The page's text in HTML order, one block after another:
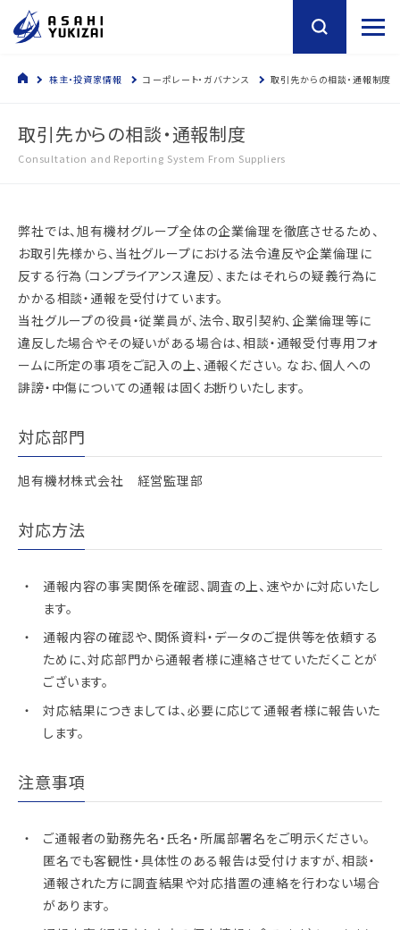
株主・投資家情報 コーポレート・ガバナンス 取引先からの相談・通報制度
取引先からの相談・通報制度
Consultation and Reporting System From Suppliers
弊社では、旭有機材グループ全体の企業倫理を徹底させるため、
お取引先様から、当社グループにおける法令違反や企業倫理に
反する行為（コンプライアンス違反）、またはそれらの疑義行為に
かかる相談・通報を受付けています。
当社グループの役員・従業員が、法令、取引契約、企業倫理等に
違反した場合やその疑いがある場合は、相談・通報受付専用フォ
ームに所定の事項をご記入の上、通報ください。 なお、個人への
誹謗・中傷についての通報は固くお断りいたします。
対応部門
旭有機材株式会社 経営監理部
対応方法
通報内容の事実関係を確認、調査の上、速やかに対応いたし
ます。
通報内容の確認や、関係資料・データのご提供等を依頼する
ために、対応部門から通報者様に連絡させていただくことが
ございます。
対応結果につきましては、必要に応じて通報者様に報告いた
します。
注意事項
ご通報者の勤務先名・氏名・所属部署名をご明示ください。
匿名でも客観性・具体性のある報告は受付けますが、相談・
通報された方に調査結果や対応措置の連絡を行わない場合
があります。